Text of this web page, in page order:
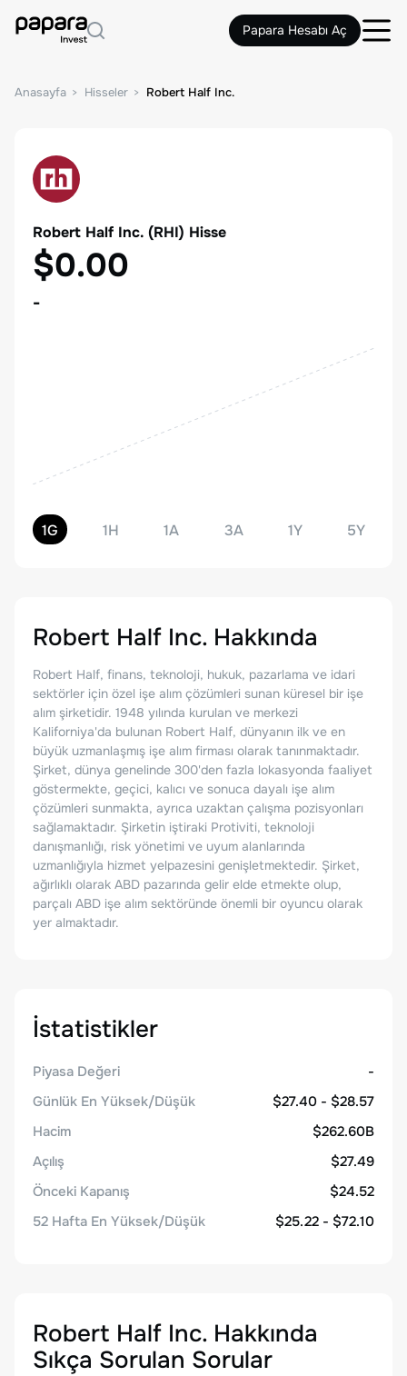
Papara Hesabı Aç
Anasayfa Hisseler Robert Half Inc.
Robert Half Inc. (RHI) Hisse
$0.00
-
1G 1H 1A 3A 1Y 5Y
Robert Half Inc. Hakkında
Robert Half, finans, teknoloji, hukuk, pazarlama ve idari
sektörler için özel işe alım çözümleri sunan küresel bir işe
alım şirketidir. 1948 yılında kurulan ve merkezi
Kaliforniya'da bulunan Robert Half, dünyanın ilk ve en
büyük uzmanlaşmış işe alım firması olarak tanınmaktadır.
Şirket, dünya genelinde 300'den fazla lokasyonda faaliyet
göstermekte, geçici, kalıcı ve sonuca dayalı işe alım
çözümleri sunmakta, ayrıca uzaktan çalışma pozisyonları
sağlamaktadır. Şirketin iştiraki Protiviti, teknoloji
danışmanlığı, risk yönetimi ve uyum alanlarında
uzmanlığıyla hizmet yelpazesini genişletmektedir. Şirket,
ağırlıklı olarak ABD pazarında gelir elde etmekte olup,
parçalı ABD işe alım sektöründe önemli bir oyuncu olarak
yer almaktadır.
İstatistikler
Piyasa Değeri
-
Günlük En Yüksek/Düşük
$27.40 - $28.57
Hacim
$262.60B
Açılış
$27.49
Önceki Kapanış
$24.52
52 Hafta En Yüksek/Düşük
$25.22 - $72.10
Robert Half Inc. Hakkında
Sıkça Sorulan Sorular